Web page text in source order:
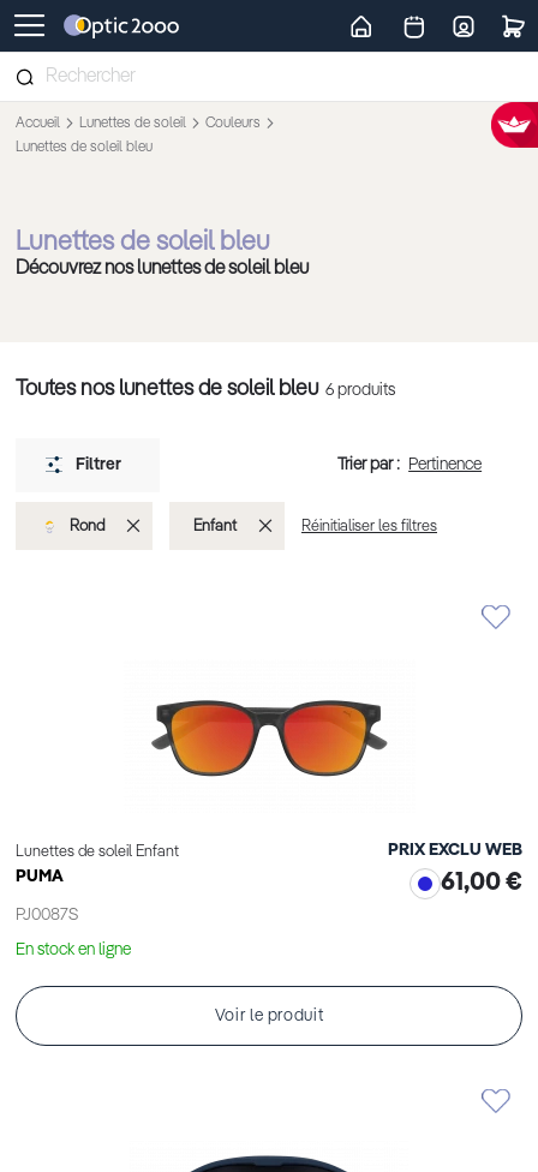
Retour vers la page d'accueil
Accueil Lunettes de soleil
Couleurs
Lunettes de soleil bleu
Lunettes de soleil bleu
Découvrez nos lunettes de soleil bleu
Toutes nos lunettes de soleil bleu 6 produits
Lunettes de soleil Enfant
PUMA
PJ0087S
PRIX EXCLU WEB
61,00 €
En stock en ligne
Voir le produit
Filtrer Trier par :
Rond SupprimerEnfant Supprimer
Réinitialiser les filtres